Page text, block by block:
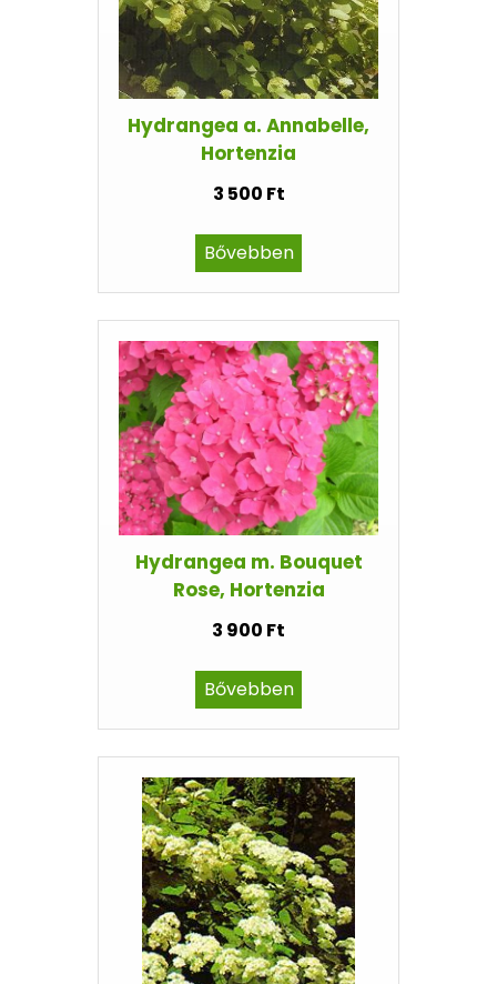
Hydrangea a. Annabelle,
Hortenzia
3 500 Ft
Bővebben
Hydrangea m. Bouquet
Rose, Hortenzia
3 900 Ft
Bővebben